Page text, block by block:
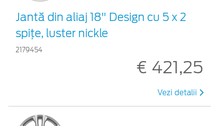
Jantă din aliaj 18" Design cu 5 x 2
spiţe, luster nickle
2179454
€ 421,25
Vezi detalii